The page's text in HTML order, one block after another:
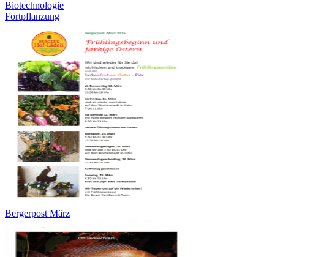
Biotechnologie
Fortpflanzung
Bergerpost März